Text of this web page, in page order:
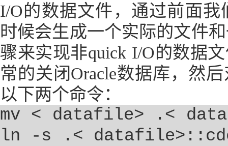
I/O的数据文件，通过前面我
时候会生成一个实际的文件
骤来实现非quick I/O的数据
常的关闭Oracle数据库，然
以下两个命令：
mv < datafile> .<
ln -s .<